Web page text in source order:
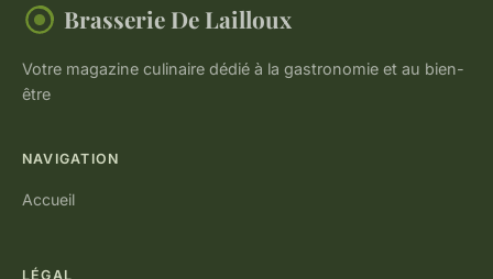
Brasserie De Lailloux
Votre magazine culinaire dédié à la gastronomie et au bien-
être
NAVIGATION
Accueil
LÉGAL